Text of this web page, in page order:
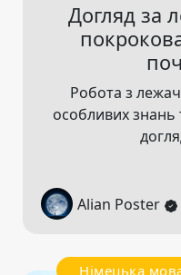
Догляд за
Робота з
особливих
Alian Poster
Німецька